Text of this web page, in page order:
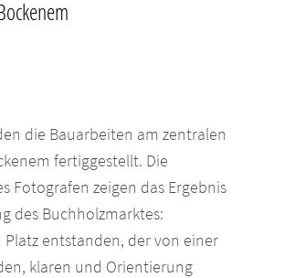
die Bauarbeiten am zentralen
fertiggestellt. Die
Fotografen zeigen das Ergebnis
des Buchholzmarktes:
Platz entstanden, der von einer
klaren und Orientierung